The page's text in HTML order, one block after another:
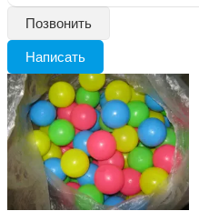
Позвонить
Написать